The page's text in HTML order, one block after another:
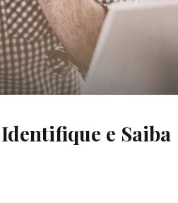
e Saiba